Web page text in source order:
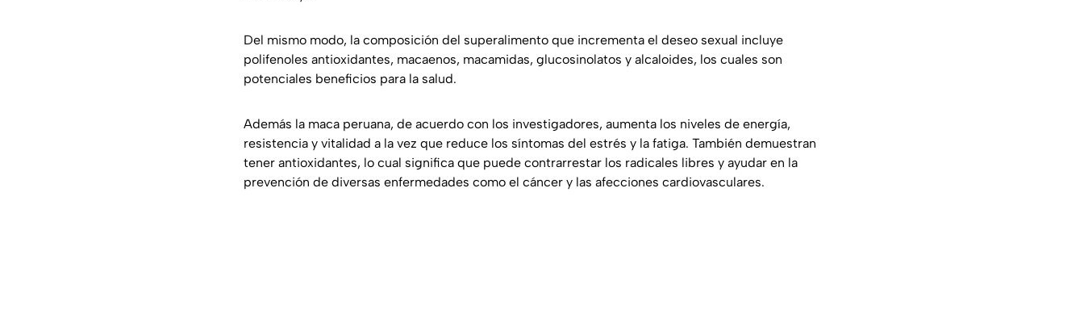
Del mismo modo, la composición del superalimento que incrementa el deseo sexual incluye
polifenoles antioxidantes, macaenos, macamidas, glucosinolatos y alcaloides, los cuales son
potenciales beneficios para la salud.
Además la maca peruana, de acuerdo con los investigadores, aumenta los niveles de energía,
resistencia y vitalidad a la vez que reduce los síntomas del estrés y la fatiga. También demuestran
tener antioxidantes, lo cual significa que puede contrarrestar los radicales libres y ayudar en la
prevención de diversas enfermedades como el cáncer y las afecciones cardiovasculares.